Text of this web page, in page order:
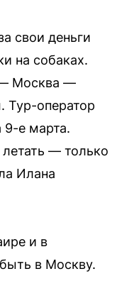
свои деньги
на собаках.
Москва —
Тур-оператор
9-е марта.
— только
Илана
и в
в Москву.